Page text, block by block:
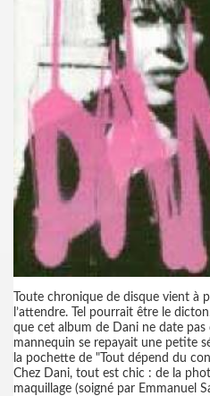
Toute chronique de disque vient à
l’attendre. Tel pourrait être le
que cet album de Dani ne date pas
mannequin se repayait une petite
la pochette de "Tout dépend du
Chez Dani, tout est chic : de la
maquillage (soigné par Emmanuel